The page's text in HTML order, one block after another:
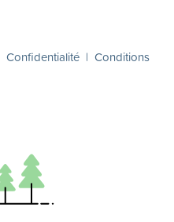
Confidentialité | Conditions